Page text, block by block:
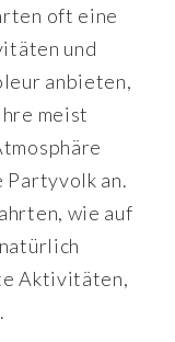
oft eine
und
anbieten,
meist
Partyvolk an.
wie auf
Aktivitäten,